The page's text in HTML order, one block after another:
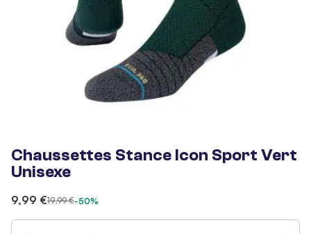
Chaussettes Stance Icon Sport Vert
Unisexe
9,99 €19,99 €-50%